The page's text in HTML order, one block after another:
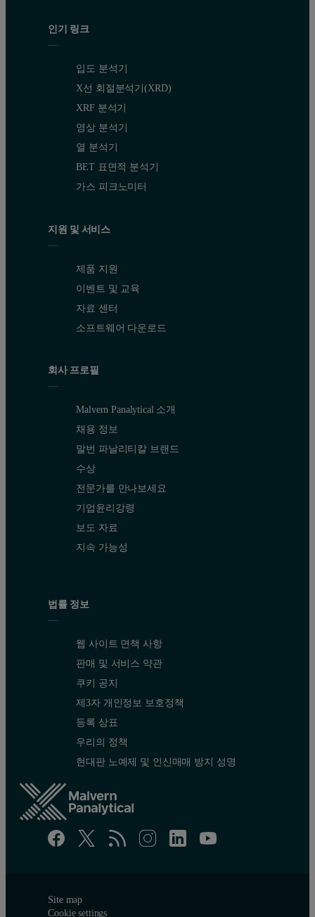
인기 링크
입도 분석기
X선 회절분석기(XRD)
XRF 분석기
영상 분석기
열 분석기
BET 표면적 분석기
가스 피크노미터
지원 및 서비스
제품 지원
이벤트 및 교육
자료 센터
소프트웨어 다운로드
회사 프로필
Malvern Panalytical 소개
채용 정보
말번 파날리티칼 브랜드
수상
전문가를 만나보세요
기업윤리강령
보도 자료
지속 가능성
법률 정보
웹 사이트 면책 사항
판매 및 서비스 약관
쿠키 공지
제3자 개인정보 보호정책
등록 상표
우리의 정책
현대판 노예제 및 인신매매 방지 성명
Site map
Cookie settings